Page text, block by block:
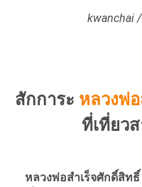
kwanchai
สักการะ หลวงพ่
ที่เที่ยว
หลวงพ่อสำเร็จศักดิ์สิทธิ์